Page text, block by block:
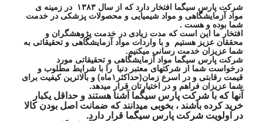
شرکت پارس سیگما افتخار دارد که از سال ۱۳۸۳ در زمینه ی
مواد آزمایشگاهی و مواد شیمیایی و محصولات پزشکی در خدمت
شما بوده و هست .
افتخار ما این است که مدت زیادی در خدمت پژوهشگران و
محققان عزیز هستیم و با واردات مواد آزمایشگاهی و تحقیقاتی به
شما عزیزان خدمت رسانی میکنیم.
شرکت پارس سیگما مواد آزمایشگاهی و تحقیقاتی مورد
درخواست شما از شرکتهای معتبر دنیا را با شرایط مطلوب و
قیمت رقابتی و در اسرع زمان(حداکثر۱ماه) و بالاترین کیفیت برای
شما عزیزان فراهم و در اختیارتان قرار میدهد.
آنها که با شرکت پارس سیگما آشنا هستند و حداقل یکبار
خرید کرده باشند ، بخوبی میدانند که ضمانت اصل بودن کالا
در اولویت شرکت پارس سیگما قرار دارد.